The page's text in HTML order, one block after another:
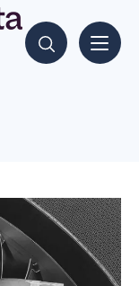
Hae sisältöjä